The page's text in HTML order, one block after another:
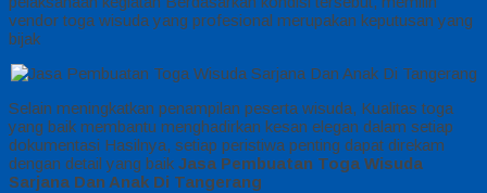
vendor toga wisuda yang profesional merupakan keputusan yang
bijak
Selain meningkatkan penampilan peserta wisuda, Kualitas toga
yang baik membantu menghadirkan kesan elegan dalam setiap
dokumentasi Hasilnya, setiap peristiwa penting dapat direkam
dengan detail yang baik Jasa Pembuatan Toga Wisuda
Sarjana Dan Anak Di Tangerang